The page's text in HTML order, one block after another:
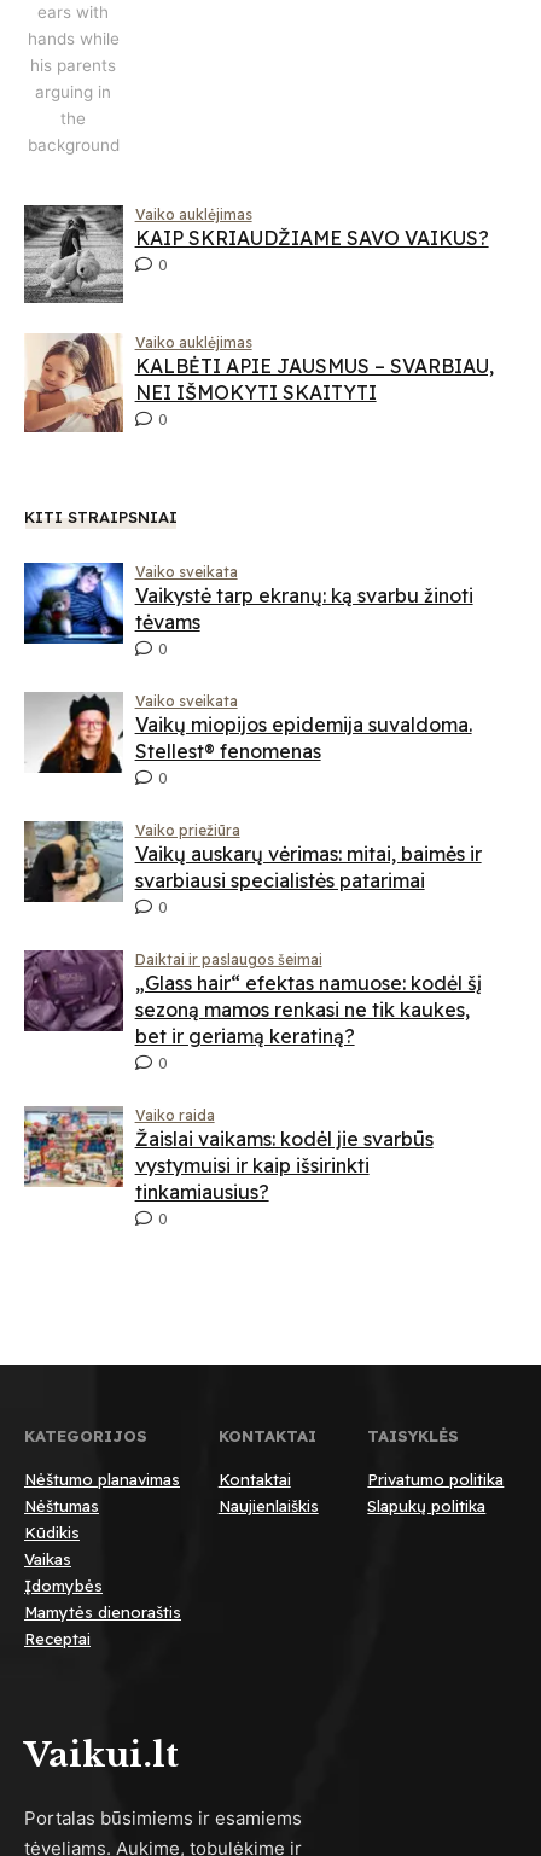
ears with
hands while
his parents
arguing in
the
background
Vaiko auklėjimas
KAIP SKRIAUDŽIAME SAVO VAIKUS?
0
Vaiko auklėjimas
KALBĖTI APIE JAUSMUS – SVARBIAU,
NEI IŠMOKYTI SKAITYTI
0
KITI STRAIPSNIAI
Vaiko sveikata
Vaikystė tarp ekranų: ką svarbu žinoti
tėvams
0
Vaiko sveikata
Vaikų miopijos epidemija suvaldoma.
Stellest® fenomenas
0
Vaiko priežiūra
Vaikų auskarų vėrimas: mitai, baimės ir
svarbiausi specialistės patarimai
0
Daiktai ir paslaugos šeimai
„Glass hair“ efektas namuose: kodėl šį
sezoną mamos renkasi ne tik kaukes,
bet ir geriamą keratiną?
0
Vaiko raida
Žaislai vaikams: kodėl jie svarbūs
vystymuisi ir kaip išsirinkti
tinkamiausius?
0
KATEGORIJOS
Nėštumo planavimas
Nėštumas
Kūdikis
Vaikas
Įdomybės
Mamytės dienoraštis
Receptai
KONTAKTAI
Kontaktai
Naujienlaiškis
TAISYKLĖS
Privatumo politika
Slapukų politika
Vaikui.lt
Portalas būsimiems ir esamiems
tėveliams. Aukime, tobulėkime ir